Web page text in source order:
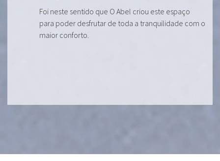
Foi neste sentido que O Abel criou este espaço
para poder desfrutar de toda a tranquilidade com o
maior conforto.